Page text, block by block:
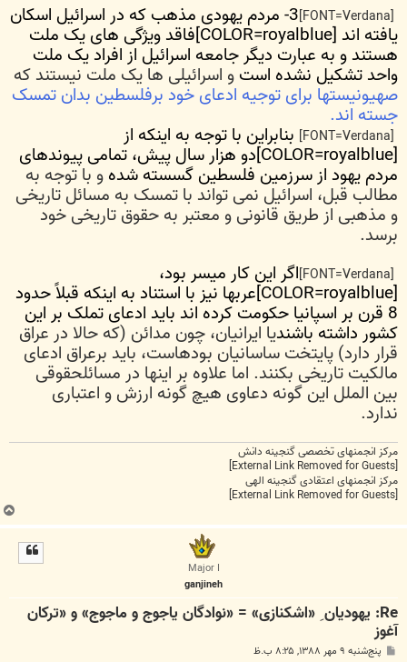
3- مردم یهودی مذهب که در اسرائیل اسکان
یافته اند [COLOR=royalblue]فاقد ویژگی های یک ملت
هستندو به عبارت دیگر جامعه اسرائیل از افراد یک ملت
واحد تشکیل نشده استو اسرائیلی ها یک ملت نیستند که
صهیونیستها برای توجیه ادعای خود برفلسطین بدان تمسک
جسته اند.
بنابراین با توجه به اینکه از
[COLOR=royalblue]دو هزار سال پیش، تمامی پیوندهای
مردم یهود از سرزمین فلسطین گسسته شدهو با توجه به
مطالب قبل، اسرائیل نمی تواند با تمسک به مسائل تاریخی
و مذهبی از طریق قانونی و معتبر به حقوق تاریخی خود
برسد.
اگر این کار میسر بود،
[COLOR=royalblue]عربها نیز با استناد به اینکه قبلاً حدود
8 قرن بر اسپانیا حکومت کرده اند باید ادعای تملک بر این
کشور داشته باشندیا ایرانیان، چون مدائن (که حالا در عراق
قرار دارد) پایتخت ساسانیان بودهاست، باید برعراق ادعای
مالکیت تاریخی بکنند. اما علاوه بر اینها در مسائلحقوقی
بین الملل این گونه دعاوی هیچ گونه ارزش و اعتباری
ندارد.
مرکز انجمنهای تخصصی گنجینه دانش
مرکز انجمنهای اعتقادی گنجینه الهی
ب
ا
Major I
ganjineh
Re: یهودیان ِ «اشکنازی» = «نوادگان یاجوج و ماجوج» و «ترکان
آغوز
پ پنج‌شنبه ۹ مهر ۱۳۸۸, ۸:۲۵ ب.ظ